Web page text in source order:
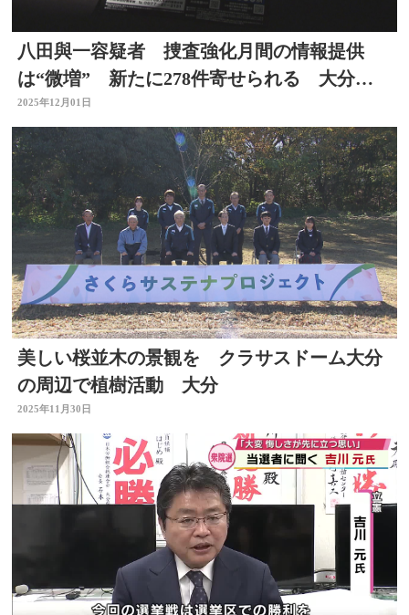
八田與一容疑者 捜査強化月間の情報提供
は“微増” 新たに278件寄せられる 大分・
別府ひき逃げ
2025年12月01日
美しい桜並木の景観を クラサスドーム大分
の周辺で植樹活動 大分
2025年11月30日